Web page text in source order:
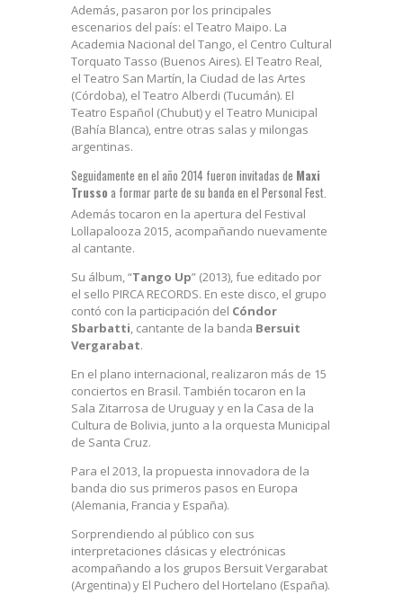
Además, pasaron por los principales
escenarios del país: el Teatro Maipo. La
Academia Nacional del Tango, el Centro Cultural
Torquato Tasso (Buenos Aires). El Teatro Real,
el Teatro San Martín, la Ciudad de las Artes
(Córdoba), el Teatro Alberdi (Tucumán). El
Teatro Español (Chubut) y el Teatro Municipal
(Bahía Blanca), entre otras salas y milongas
argentinas.
Seguidamente en el año 2014 fueron invitadas de Maxi
Trusso a formar parte de su banda en el Personal Fest.
Además tocaron en la apertura del Festival
Lollapalooza 2015, acompañando nuevamente
al cantante.
Su álbum, “Tango Up” (2013), fue editado por
el sello PIRCA RECORDS. En este disco, el grupo
contó con la participación del Cóndor
Sbarbatti , cantante de la banda Bersuit
Vergarabat.
En el plano internacional, realizaron más de 15
conciertos en Brasil. También tocaron en la
Sala Zitarrosa de Uruguay y en la Casa de la
Cultura de Bolivia, junto a la orquesta Municipal
de Santa Cruz.
Para el 2013, la propuesta innovadora de la
banda dio sus primeros pasos en Europa
(Alemania, Francia y España).
Sorprendiendo al público con sus
interpretaciones clásicas y electrónicas
acompañando a los grupos Bersuit Vergarabat
(Argentina) y El Puchero del Hortelano (España).